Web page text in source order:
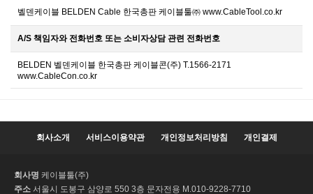
벨덴케이블 BELDEN Cable 한국총판 케이블툴㈜ www.CableTool.co.kr
A/S 책임자와 전화번호 또는 소비자상담 관련 전화번호
BELDEN 벨덴케이블 한국총판 케이블콘(주) T.1566-2171
www.CableCon.co.kr
회사소개 서비스이용약관 개인정보처리방침 개인결제
회사명 케이블툴(주)
주소 서울시 도봉구 삼양로 550 3층 문자전용 M.010-9228-7710